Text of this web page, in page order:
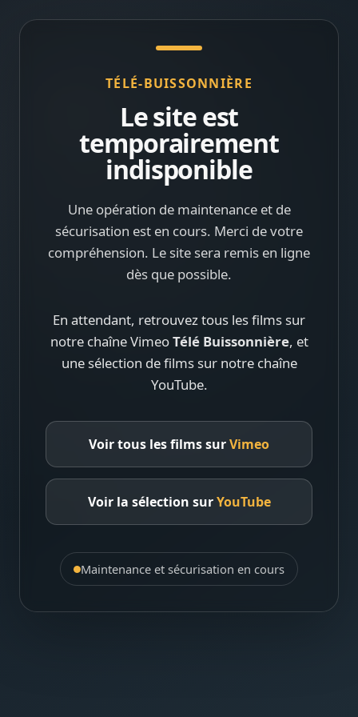
TÉLÉ-BUISSONNIÈRE
Le site est
temporairement
indisponible
Une opération de maintenance et de
sécurisation est en cours. Merci de votre
compréhension. Le site sera remis en ligne
dès que possible.
En attendant, retrouvez tous les films sur
notre chaîne VimeoTélé Buissonnière, et
une sélection de films sur notre chaîne
YouTube.
Voir tous les films surVimeo
Voir la sélection surYouTube
Maintenance et sécurisation en cours